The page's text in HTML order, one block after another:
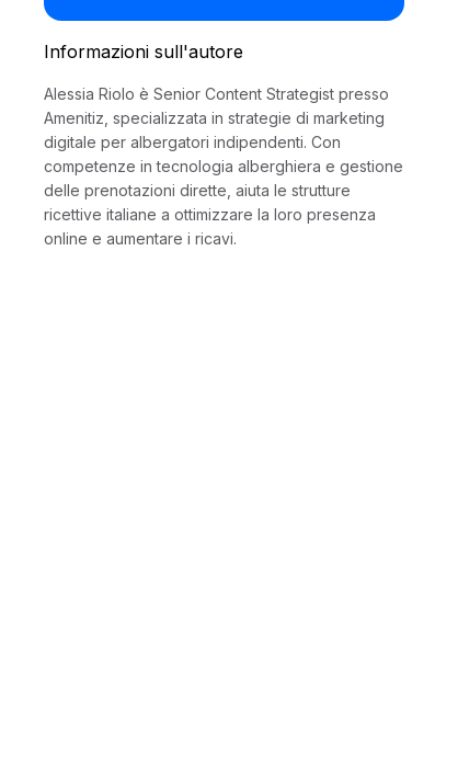
Informazioni sull'autore
Alessia Riolo è Senior Content Strategist presso
Amenitiz, specializzata in strategie di marketing
digitale per albergatori indipendenti. Con
competenze in tecnologia alberghiera e gestione
delle prenotazioni dirette, aiuta le strutture
ricettive italiane a ottimizzare la loro presenza
online e aumentare i ricavi.